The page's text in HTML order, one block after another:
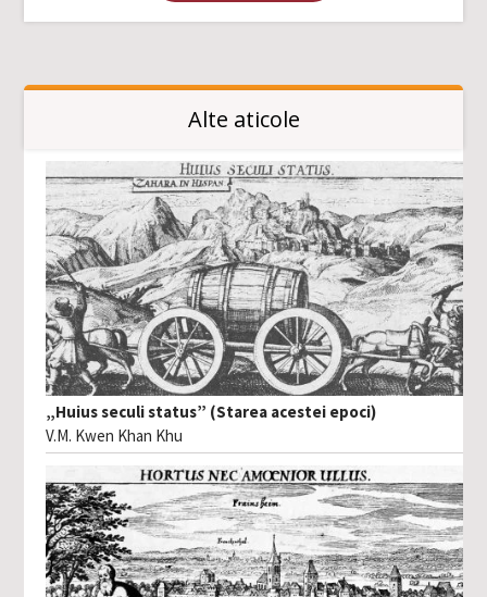
Alte aticole
„Huius seculi status” (Starea acestei epoci)
V.M. Kwen Khan Khu